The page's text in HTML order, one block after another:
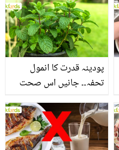
منرلز اور اینٹی آکسیڈنٹس
سے بھرپور اس سبزی کے
فائدے
پودینہ قدرت کا انمول
تحفہ۔۔ جانیں اس صحت
انگیز طبی فوائد